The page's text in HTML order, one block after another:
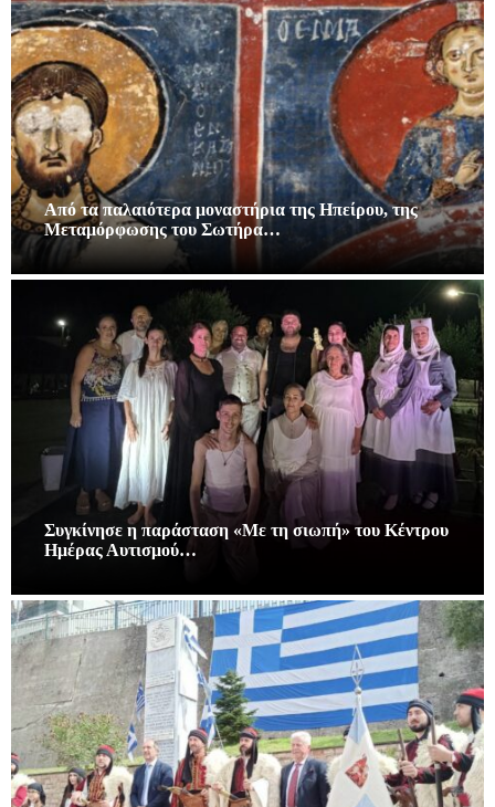
Από τα παλαιότερα μοναστήρια της Ηπείρου, της
Μεταμόρφωσης του Σωτήρα…
Συγκίνησε η παράσταση «Με τη σιωπή» του Κέντρου
Ημέρας Αυτισμού…